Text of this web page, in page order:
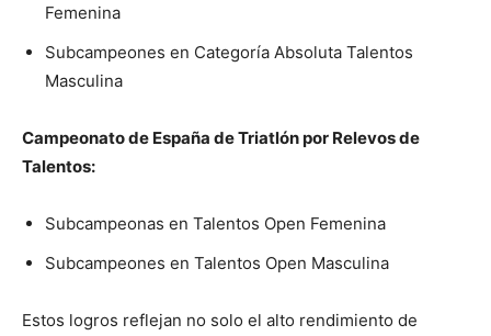
Femenina
Subcampeones en Categoría Absoluta Talentos
Masculina
Campeonato de España de Triatlón por Relevos de
Talentos:
Subcampeonas en Talentos Open Femenina
Subcampeones en Talentos Open Masculina
Estos logros reflejan no solo el alto rendimiento de